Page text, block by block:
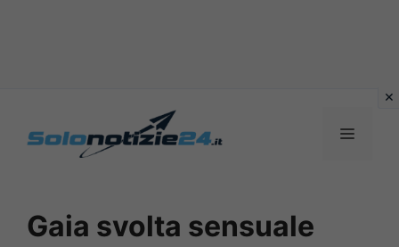
MENU
Gaia svolta sensuale